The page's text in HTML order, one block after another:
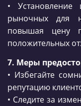
•
рыночных для
повышая цену
положительных
7. Меры
• Избегайте
репутацию
• Следите за